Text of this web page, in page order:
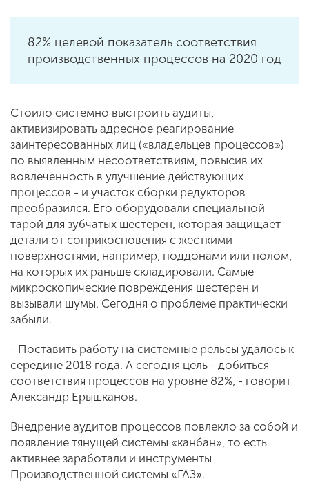
82% целевой показатель соответствия
производственных процессов на 2020 год
Стоило системно выстроить аудиты,
активизировать адресное реагирование
заинтересованных лиц («владельцев процессов»)
по выявленным несоответствиям, повысив их
вовлеченность в улучшение действующих
процессов - и участок сборки редукторов
преобразился. Его оборудовали специальной
тарой для зубчатых шестерен, которая защищает
детали от соприкосновения с жесткими
поверхностями, например, поддонами или полом,
на которых их раньше складировали. Самые
микроскопические повреждения шестерен и
вызывали шумы. Сегодня о проблеме практически
забыли.
- Поставить работу на системные рельсы удалось к
середине 2018 года. А сегодня цель - добиться
соответствия процессов на уровне 82%, - говорит
Александр Ерышканов.
Внедрение аудитов процессов повлекло за собой и
появление тянущей системы «канбан», то есть
активнее заработали и инструменты
Производственной системы «ГАЗ».